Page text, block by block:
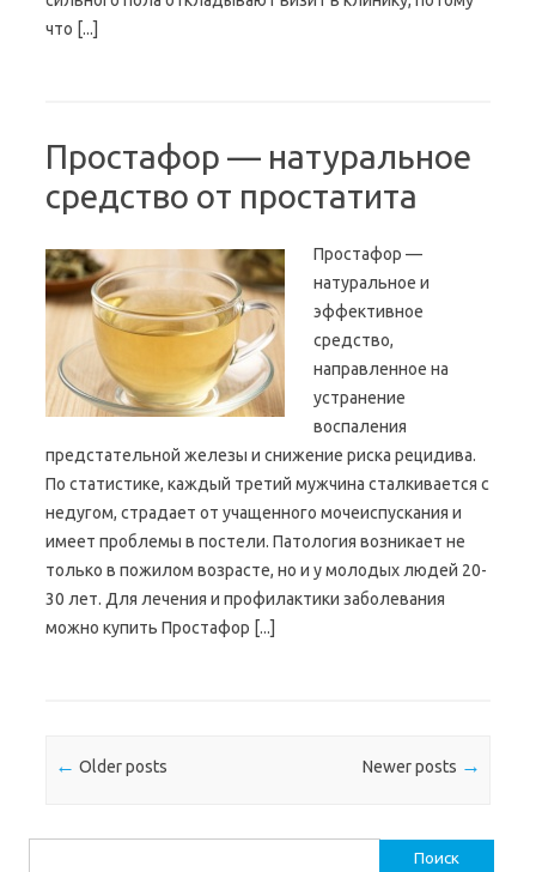
что [...]
Простафор — натуральное
средство от простатита
Простафор —
натуральное и
эффективное
средство,
направленное на
устранение
воспаления
предстательной железы и снижение риска рецидива.
По статистике, каждый третий мужчина сталкивается с
недугом, страдает от учащенного мочеиспускания и
имеет проблемы в постели. Патология возникает не
только в пожилом возрасте, но и у молодых людей 20-
30 лет. Для лечения и профилактики заболевания
можно купить Простафор [...]
Post navigation
← Older posts Newer posts →